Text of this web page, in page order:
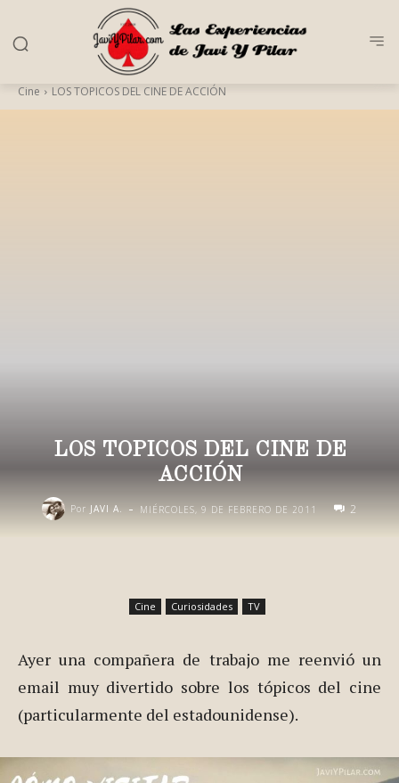
Cine LOS TOPICOS DEL CINE DE ACCIÓN
LOS TOPICOS DEL CINE DE
ACCIÓN
Por JAVI A. - MIÉRCOLES, 9 DE FEBRERO DE 2011 2
Cine Curiosidades TV
Ayer una compañera de trabajo me reenvió un
email muy divertido sobre los tópicos del cine
(particularmente del estadounidense).